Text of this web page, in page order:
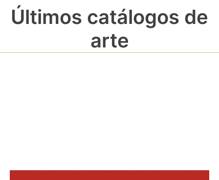
Últimos catálogos de
arte